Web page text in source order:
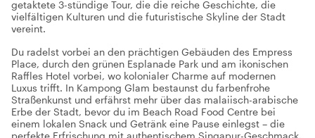
getaktete 3-stündige Tour, die die reiche Geschichte, die
vielfältigen Kulturen und die futuristische Skyline der Stadt
vereint.
Du radelst vorbei an den prächtigen Gebäuden des Empress
Place, durch den grünen Esplanade Park und am ikonischen
Raffles Hotel vorbei, wo kolonialer Charme auf modernen
Luxus trifft. In Kampong Glam bestaunst du farbenfrohe
Straßenkunst und erfährst mehr über das malaiisch-arabische
Erbe der Stadt, bevor du im Beach Road Food Centre bei
einem lokalen Snack und Getränk eine Pause einlegst – die
perfekte Erfrischung mit authentischem Singapur-Geschmack.